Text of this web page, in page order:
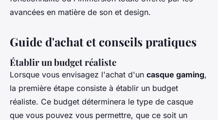
avancées en matière de son et design.
Guide d'achat et conseils pratiques
Établir un budget réaliste
Lorsque vous envisagez l'achat d'un casque gaming,
la première étape consiste à établir un budget
réaliste. Ce budget déterminera le type de casque
que vous pouvez vous permettre, que ce soit un